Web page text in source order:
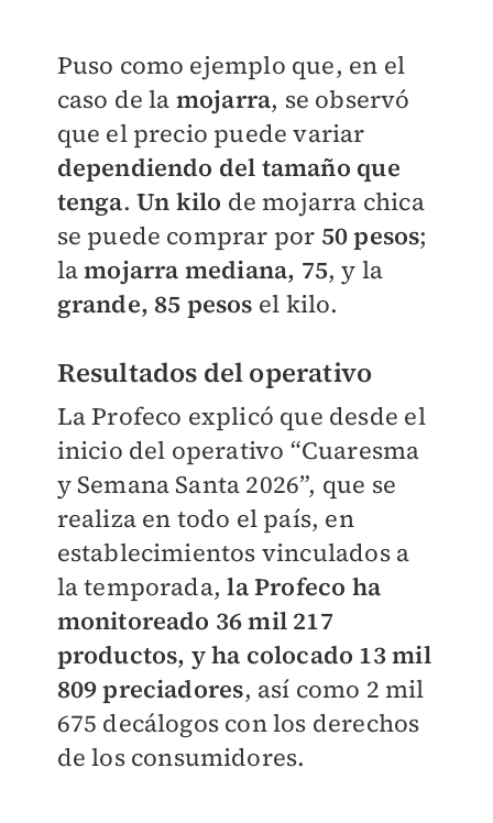
Puso como ejemplo que, en el
caso de la mojarra, se observó
que el precio puede variar
dependiendo del tamaño que
tenga. Un kilo de mojarra chica
se puede comprar por 50 pesos;
lamojarra mediana, 75, y la
grande, 85 pesos el kilo.
Resultados del operativo
La Profeco explicó que desde el
inicio del operativo “Cuaresma
y Semana Santa 2026”, que se
realiza en todo el país, en
establecimientos vinculados a
la temporada,la Profeco ha
monitoreado 36 mil 217
productos, y ha colocado 13 mil
809 preciadores, así como 2 mil
675 decálogos con los derechos
de los consumidores.